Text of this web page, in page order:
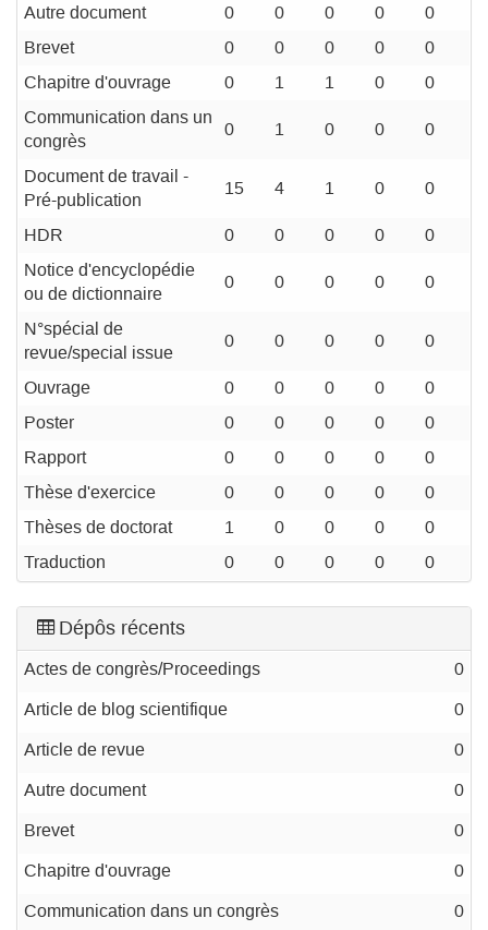
Autre document
0 0 0 0
0
Brevet
0 0 0 0
0
Chapitre d'ouvrage
0 1 1 0
0
Communication dans un
congrès
0 1 0 0 0
Document de travail -
Pré-publication
15 4 1 0 0
HDR 0 0 0 0
0
Notice d'encyclopédie
ou de dictionnaire
0 0 0 0 0
N°spécial de
revue/special issue
0 0 0 0 0
Ouvrage 0 0 0 0
0
Poster
0 0 0 0
0
Rapport
0 0 0 0
0
Thèse d'exercice
0 0 0 0
0
Thèses de doctorat
1 0 0 0
0
Traduction
0 0 0 0 0
Dépôs récents
Actes de congrès/Proceedings 0
Article de blog scientifique 0
Article de revue 0
Autre document 0
Brevet 0
Chapitre d'ouvrage 0
Communication dans un congrès 0